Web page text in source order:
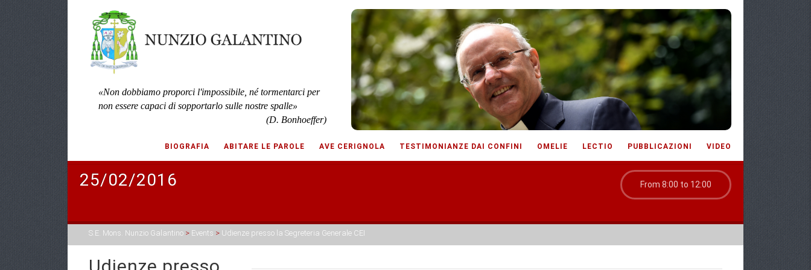
«Non dobbiamo proporci l'impossibile, né tormentarci per
non essere capaci di sopportarlo sulle nostre spalle»
(D. Bonhoeffer)
BIOGRAFIA ABITARE LE PAROLE AVE CERIGNOLA TESTIMONIANZE DAI CONFINI OMELIE LECTIO PUBBLICAZIONI VIDEO
25/02/2016 From 8:00 to 12:00
S.E. Mons. Nunzio Galantino > Events > Udienze presso la Segreteria Generale CEI